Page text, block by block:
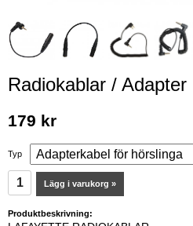
Radiokablar / Adapter
179 kr
Typ
Lägg i varukorg »
Produktbeskrivning: